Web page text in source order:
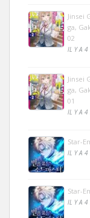
Jinsei
ga,
02
IL Y A 4
Jinsei
ga,
01
IL Y A 4
Star-
IL Y A 4
Star-
IL Y A 4